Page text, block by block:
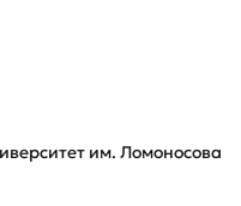
им. Ломоносова